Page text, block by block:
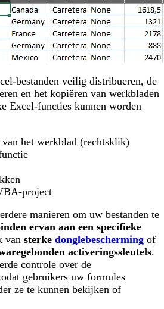
bestanden veilig distribueren, de
en het kopiëren van werkbladen
Excel-functies kunnen worden
het werkblad (rechtsklik)
project
manieren om uw bestanden te
ervan aan een specifieke
van sterke donglebescherming of
activeringssleutels.
controle over de
gebruikers uw formules
ze te kunnen bekijken of